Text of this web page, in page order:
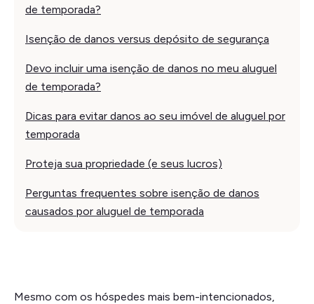
de temporada?
Isenção de danos versus depósito de segurança
Devo incluir uma isenção de danos no meu aluguel
de temporada?
Dicas para evitar danos ao seu imóvel de aluguel por
temporada
Proteja sua propriedade (e seus lucros)
Perguntas frequentes sobre isenção de danos
causados por aluguel de temporada
Mesmo com os hóspedes mais bem-intencionados,